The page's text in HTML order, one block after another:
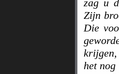
zag u
Zijn
Die
het